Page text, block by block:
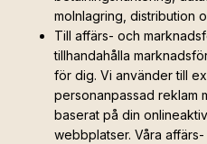
molnlagring, distribution
Till affärs- och
tillhandahålla
för dig. Vi använder till
personanpassad reklam
baserat på din
webbplatser. Våra